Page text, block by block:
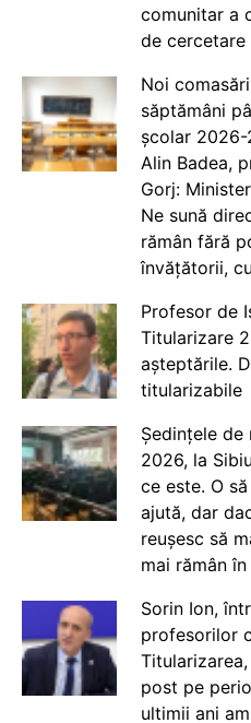
comunitar a
de
Noi
săptămâni
școlar 2026-
Alin Badea,
Gorj:
Ne sună
rămân fără
învățătorii,
Profesor de
Titularizare
așteptările.
titularizabile
Ședințele
2026, la
ce este. O
ajută, dar
reușesc să
mai rămân
Sorin Ion,
profesorilor
post pe
ultimii ani